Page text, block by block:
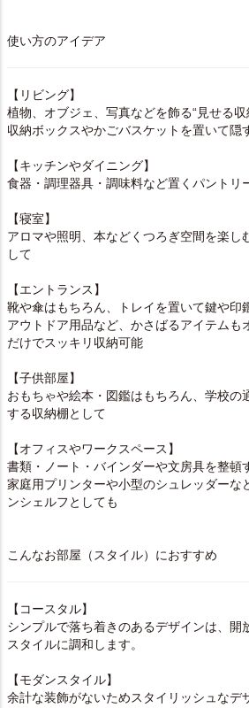
使い方のアイデア
【リビング】
植物、オブジェ、写真などを飾る“見せる収
収納ボックスやかごバスケットを置いて隠
【キッチンやダイニング】
食器・調理器具・調味料など置くパントリ
【寝室】
アロマや照明、本などくつろぎ空間を楽し
して
【エントランス】
靴や傘はもちろん、トレイを置いて鍵や印
アウトドア用品など、かさばるアイテムも
だけでスッキリ収納可能
【子供部屋】
おもちゃや絵本・図鑑はもちろん、学校の
する収納棚として
【オフィスやワークスペース】
書類・ノート・バインダーや文房具を整頓
家庭用プリンターや小型のシュレッダーな
ンシェルフとしても
こんなお部屋（スタイル）におすすめ
【コースタル】
シンプルで落ち着きのあるデザインは、開
スタイルに調和します。
【モダンスタイル】
余計な装飾がないためスタイリッシュなデ